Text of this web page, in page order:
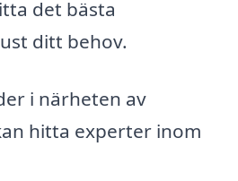
det bästa
ditt behov.
i närheten av
hitta experter inom